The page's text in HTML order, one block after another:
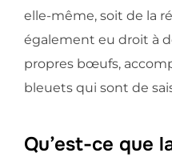
elle-même, soit de la
également eu droit à
propres bœufs,
bleuets qui sont de
Qu’est-ce que